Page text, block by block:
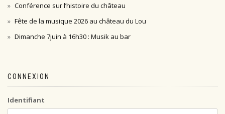
Conférence sur l’histoire du château
Fête de la musique 2026 au château du Lou
Dimanche 7juin à 16h30 : Musik au bar
CONNEXION
Identifiant